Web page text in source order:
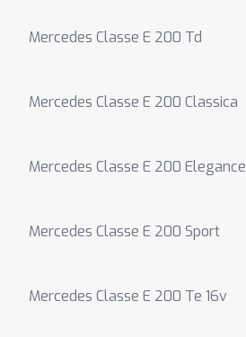
Mercedes Classe E 200 Td
Mercedes Classe E 200 Classica
Mercedes Classe E 200 Elegance
Mercedes Classe E 200 Sport
Mercedes Classe E 200 Te 16v